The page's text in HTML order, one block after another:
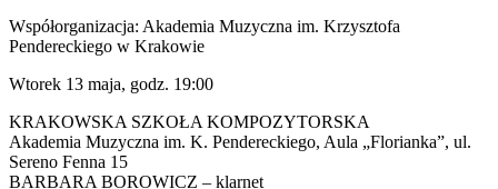
Współorganizacja: Akademia Muzyczna im. Krzysztofa
Pendereckiego w Krakowie
Wtorek 13 maja, godz. 19:00
KRAKOWSKA SZKOŁA KOMPOZYTORSKA
Akademia Muzyczna im. K. Pendereckiego, Aula „Florianka”, ul.
Sereno Fenna 15
BARBARA BOROWICZ – klarnet